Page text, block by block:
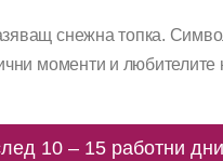
снежна топка.
моменти и любителите
10 – 15 работни дни